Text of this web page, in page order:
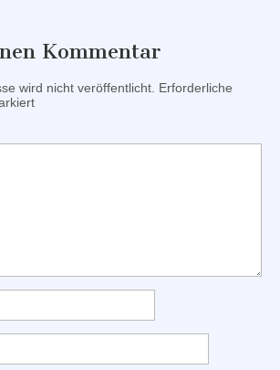
Kommentar
wird nicht veröffentlicht. Erforderliche